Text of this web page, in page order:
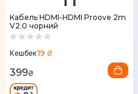
Кабель HDMI-HDMI Proove 2m
V2.0 чорний
Кешбек19 ₴
399₴